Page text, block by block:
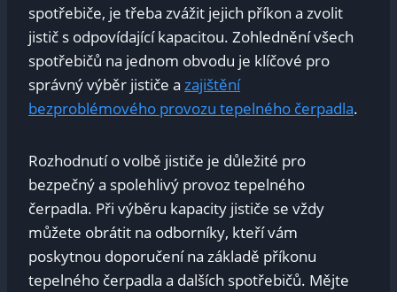
spotřebiče, je‌ třeba⁣ zvážit jejich příkon a zvolit
jistič s odpovídající kapacitou. Zohlednění všech⁤
spotřebičů‍ na⁤ jednom ‍obvodu⁢ je ‌klíčové pro⁢
správný výběr⁤ jističe⁢ a zajištění​
bezproblémového provozu tepelného čerpadla.
Rozhodnutí o volbě ⁣jističe je ​důležité pro
bezpečný a spolehlivý provoz tepelného
⁤čerpadla. Při výběru kapacity jističe ‍se vždy
můžete‍ obrátit ‌na odborníky, kteří vám
poskytnou doporučení na základě příkonu
‍tepelného čerpadla a dalších spotřebičů. Mějte